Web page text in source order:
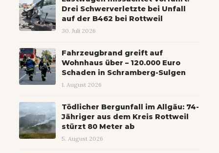
Drei Schwerverletzte bei Unfall
auf der B462 bei Rottweil
30. Juli 2026
Fahrzeugbrand greift auf
Wohnhaus über – 120.000 Euro
Schaden in Schramberg-Sulgen
1. August 2026
Tödlicher Bergunfall im Allgäu: 74-
Jähriger aus dem Kreis Rottweil
stürzt 80 Meter ab
5. August 2026